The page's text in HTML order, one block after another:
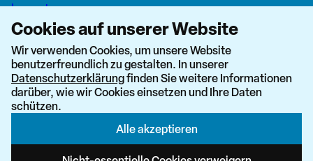
Inserate
Pfarreiseiten Stadt Zürich
Dashboard Forum+
Cookies auf unserer Website
Wir verwenden Cookies, um unsere Website
benutzerfreundlich zu gestalten. In unserer
Datenschutzerklärungfinden Sie weitere Informationen
darüber, wie wir Cookies einsetzen und Ihre Daten
schützen.
Alle akzeptieren
Newsletter abonnieren